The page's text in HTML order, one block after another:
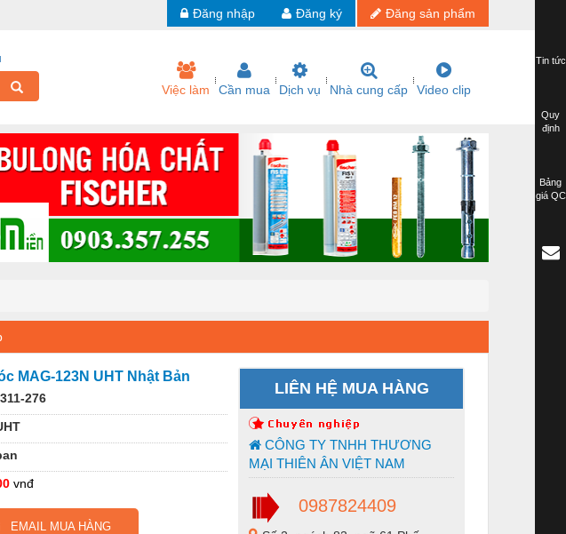
Đăng sản phẩm
Đăng ký
Đăng nhập
Việc làm Cần mua Dịch vụ Nhà cung cấp Video clip
MAG-123N UHT Nhật Bản
276
vnđ
EMAIL MUA HÀNG
LIÊN HỆ MUA HÀNG
CÔNG TY TNHH THƯƠNG
MẠI THIÊN ÂN VIỆT NAM
0987824409
Tin tức
Quy
định
Bảng
giá QC